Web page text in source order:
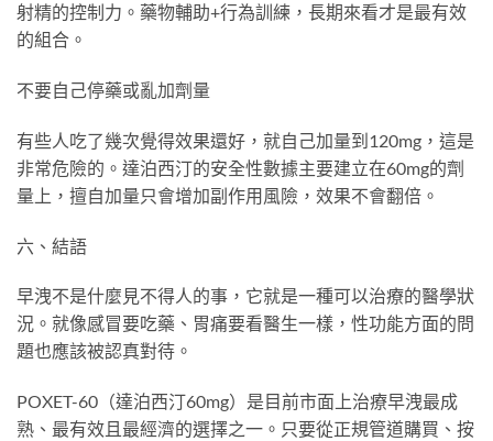
射精的控制力。藥物輔助+行為訓練，長期來看才是最有效
的組合。
不要自己停藥或亂加劑量
有些人吃了幾次覺得效果還好，就自己加量到120mg，這是
非常危險的。達泊西汀的安全性數據主要建立在60mg的劑
量上，擅自加量只會增加副作用風險，效果不會翻倍。
六、結語
早洩不是什麼見不得人的事，它就是一種可以治療的醫學狀
況。就像感冒要吃藥、胃痛要看醫生一樣，性功能方面的問
題也應該被認真對待。
POXET-60（達泊西汀60mg）是目前市面上治療早洩最成
熟、最有效且最經濟的選擇之一。只要從正規管道購買、按